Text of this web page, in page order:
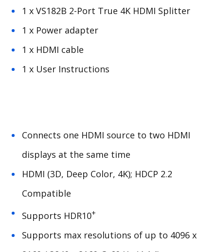
1 x VS182B 2-Port True 4K HDMI Splitter
1 x Power adapter
1 x HDMI cable
1 x User Instructions
Connects one HDMI source to two HDMI
displays at the same time
HDMI (3D, Deep Color, 4K); HDCP 2.2
Compatible
Supports HDR10+
Supports max resolutions of up to 4096 x